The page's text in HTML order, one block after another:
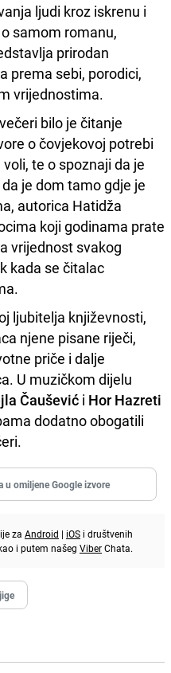
ljudi kroz iskrenu i
samom romanu,
prirodan
prema sebi, porodici,
vrijednostima.
bilo je čitanje
o čovjekovoj potrebi
te o spoznaji da je
je dom tamo gdje je
autorica Hatidža
koji godinama prate
vrijednost svakog
kada se čitalac
ljubitelja književnosti,
njene pisane riječi,
priče i dalje
U muzičkom dijelu
Čaušević i Hor Hazreti
dodatno obogatili
u omiljene Google izvore
za Android | iOS i društvenih
i putem našeg ViberChata.